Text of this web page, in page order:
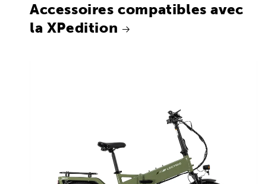
Accessoires compatibles avec
la XPedition